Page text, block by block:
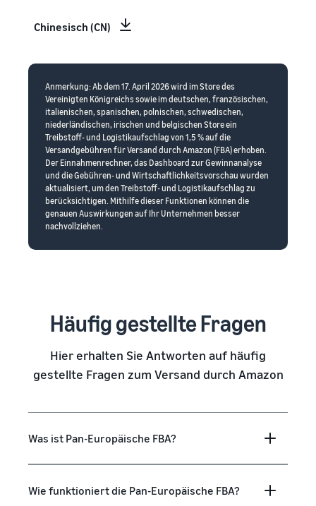
Chinesisch (CN)
Anmerkung: Ab dem 17. April 2026 wird im Store des
Vereinigten Königreichs sowie im deutschen, französischen,
italienischen, spanischen, polnischen, schwedischen,
niederländischen, irischen und belgischen Store ein
Treibstoff- und Logistikaufschlag von 1,5 % auf die
Versandgebühren für Versand durch Amazon (FBA) erhoben.
Der Einnahmenrechner, das Dashboard zur Gewinnanalyse
und die Gebühren- und Wirtschaftlichkeitsvorschau wurden
aktualisiert, um den Treibstoff- und Logistikaufschlag zu
berücksichtigen. Mithilfe dieser Funktionen können die
genauen Auswirkungen auf Ihr Unternehmen besser
nachvollziehen.
Häufig gestellte Fragen
Hier erhalten Sie Antworten auf häufig
gestellte Fragen zum Versand durch Amazon
Was ist Pan-Europäische FBA?
Wie funktioniert die Pan-Europäische FBA?